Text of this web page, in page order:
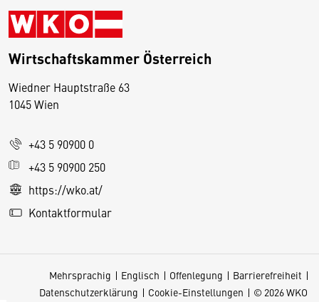
Wirtschaftskammer Österreich
Wiedner Hauptstraße 63
1045 Wien
+43 5 90900 0
+43 5 90900 250
https://wko.at/
Kontaktformular
Mehrsprachig Englisch Offenlegung
Barrierefreiheit
Datenschutzerklärung
Cookie-Einstellungen © 2026 WKO
D
s
e
S
e